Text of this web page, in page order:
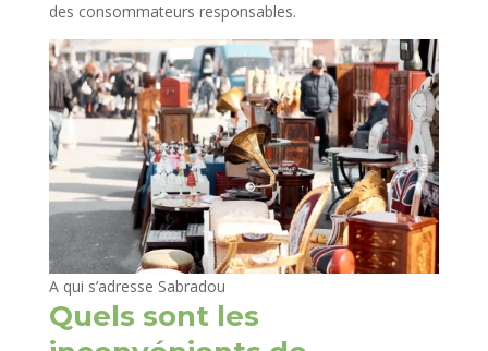
des consommateurs responsables.
A qui s’adresse Sabradou
Quels sont les